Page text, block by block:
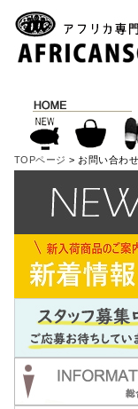
TOPページ > お問い合わ